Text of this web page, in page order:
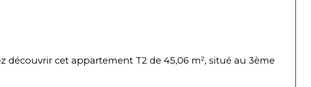
cet appartement T2 de 45,06 m², situé au 3ème